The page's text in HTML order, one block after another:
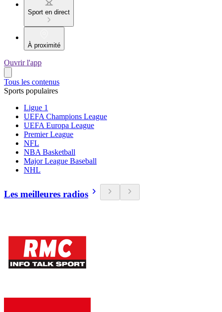
Sport en direct
À proximité
Ouvrir l'app
Tous les contenus
Sports populaires
Ligue 1
UEFA Champions League
UEFA Europa League
Premier League
NFL
NBA Basketball
Major League Baseball
NHL
Les meilleures radios